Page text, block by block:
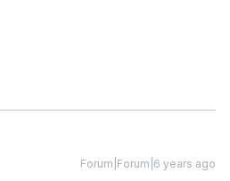
Forum|Forum|6 years ago